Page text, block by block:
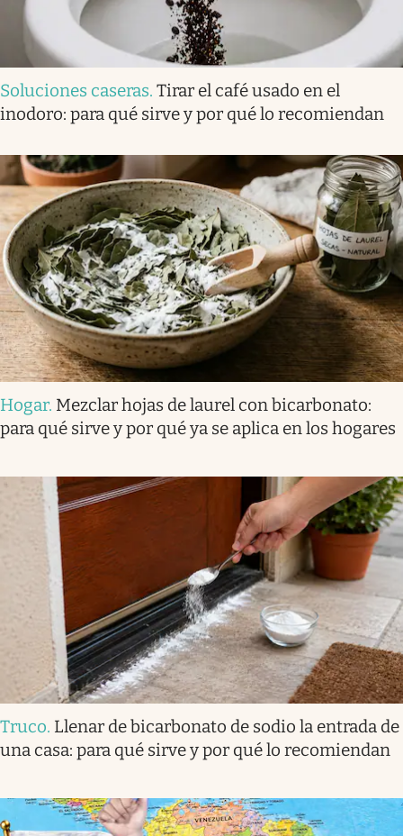
Soluciones caseras. Tirar el café usado en el
inodoro: para qué sirve y por qué lo recomiendan
Hogar. Mezclar hojas de laurel con bicarbonato:
para qué sirve y por qué ya se aplica en los hogares
Truco. Llenar de bicarbonato de sodio la entrada de
una casa: para qué sirve y por qué lo recomiendan